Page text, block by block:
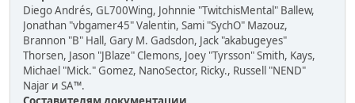
Diego Andrés, GL700Wing, Johnnie "TwitchisMental" Ballew,
Jonathan "vbgamer45" Valentin, Sami "SychO" Mazouz,
Brannon "B" Hall, Gary M. Gadsdon, Jack "akabugeyes"
Thorsen, Jason "JBlaze" Clemons, Joey "Tyrsson" Smith, Kays,
Michael "Mick." Gomez, NanoSector, Ricky., Russell "NEND"
Najar и SA™.